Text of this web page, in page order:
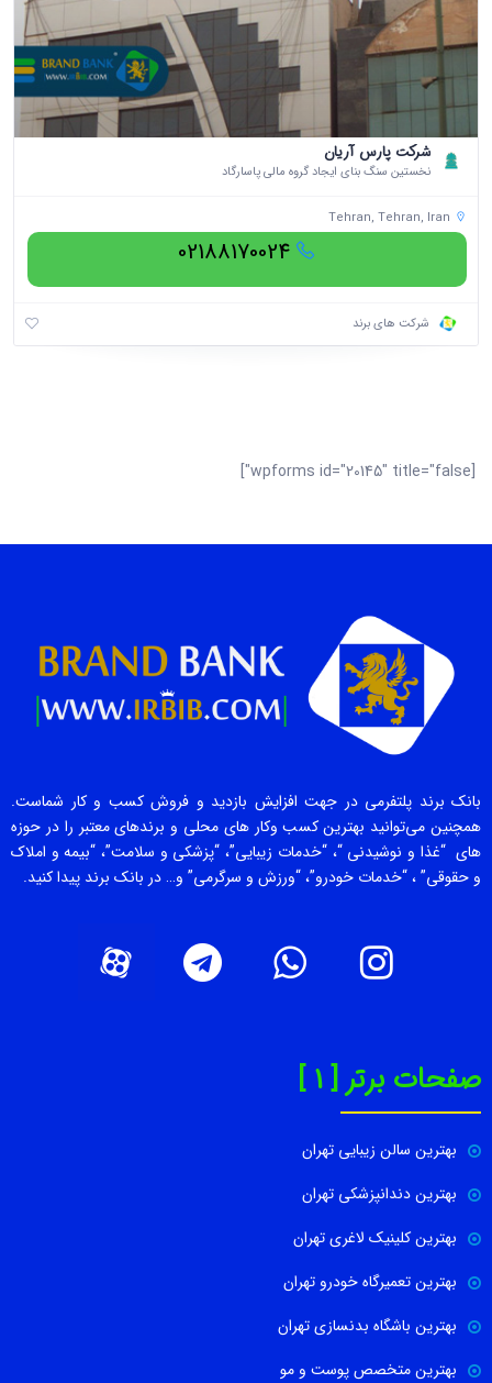
شرکت پارس آریان
نخستین سنگ بنای ایجاد گروه مالی پاسارگاد
Tehran, Tehran, Iran
02188170024
شرکت های برند
[wpforms id="20145" title="false"]
بانک برند پلتفرمی در جهت افزایش بازدید و فروش کسب و کار شماست.
همچنین می‌توانید بهترین کسب وکار های محلی و برندهای معتبر را در حوزه
های “غذا و نوشیدنی “، “خدمات زیبایی”، “پزشکی و سلامت”، “بیمه و املاک
و حقوقی” ، “خدمات خودرو”، “ورزش و سرگرمی” و… در بانک برند پیدا کنید.
صفحات برتر [ 1 ]
بهترین سالن زیبایی تهران
بهترین دندانپزشکی تهران
بهترین کلینیک لاغری تهران
بهترین تعمیرگاه خودرو تهران
بهترین باشگاه بدنسازی تهران
بهترین متخصص پوست و مو